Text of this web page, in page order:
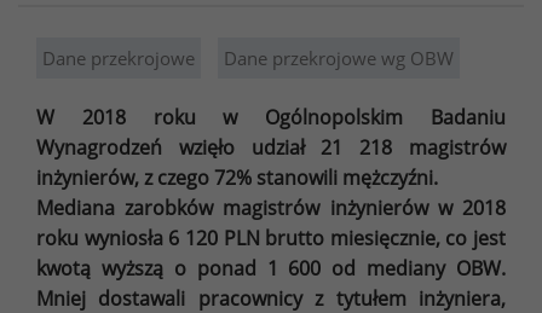
Dane przekrojowe Dane przekrojowe wg OBW
W 2018 roku w Ogólnopolskim Badaniu
Wynagrodzeń wzięło udział 21 218 magistrów
inżynierów, z czego 72% stanowili mężczyźni.
Mediana zarobków magistrów inżynierów w 2018
roku wyniosła 6 120 PLN brutto miesięcznie, co jest
kwotą wyższą o ponad 1 600 od mediany OBW.
Mniej dostawali pracownicy z tytułem inżyniera,